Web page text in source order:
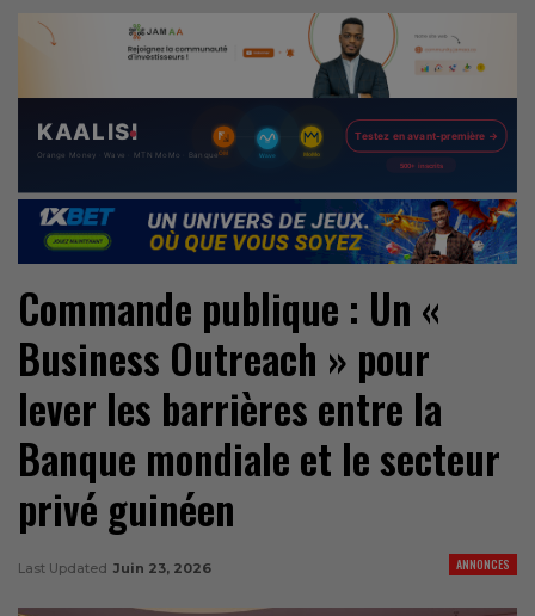
Commande publique : Un «
Business Outreach » pour
lever les barrières entre la
Banque mondiale et le secteur
privé guinéen
ANNONCES
Last Updated Juin 23, 2026